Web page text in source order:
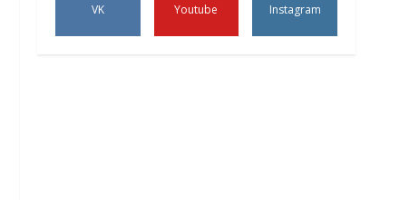
VK Youtube Instagram